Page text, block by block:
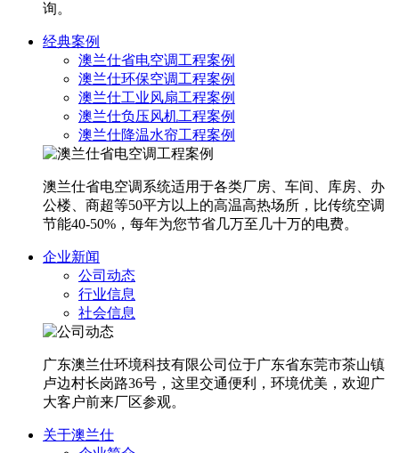
询。
经典案例
澳兰仕省电空调工程案例
澳兰仕环保空调工程案例
澳兰仕工业风扇工程案例
澳兰仕负压风机工程案例
澳兰仕降温水帘工程案例
澳兰仕省电空调系统适用于各类厂房、车间、库房、办
公楼、商超等50平方以上的高温高热场所，比传统空调
节能40-50%，每年为您节省几万至几十万的电费。
企业新闻
公司动态
行业信息
社会信息
广东澳兰仕环境科技有限公司位于广东省东莞市茶山镇
卢边村长岗路36号，这里交通便利，环境优美，欢迎广
大客户前来厂区参观。
关于澳兰仕